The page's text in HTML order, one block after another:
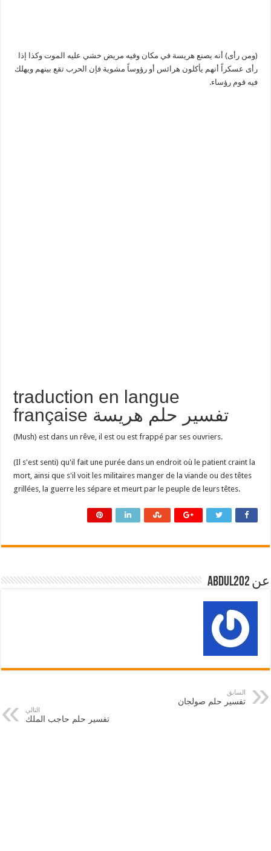
(ومن رأى) أنه يصنع هريسة في مكان وفيه مريض خشي عليه الموت وكذا إذا
رأى عسكراً أنهم يأكلون هرائس أو رؤوساً مشوية فإن الحرب تقع بينهم ويهلك
فيه قوم رؤساء.
traduction en langue
française تفسير حلم هريسة
(Mush) est dans un rêve, il est ou est frappé par ses ouvriers.
(Il s'est senti) qu'il fait une purée dans un endroit où le patient craint la
mort, ainsi que s'il voit les militaires manger de la viande ou des têtes
grillées, la guerre les sépare et meurt par le peuple de leurs têtes.
عن abdul202
السابق
تفسير حلم صولجان
التالي
تفسير حلم حاجب الملك